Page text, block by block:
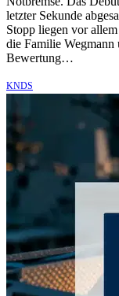
letzter Sekunde
Stopp liegen vor
die Familie Wegmann
Bewertung…
KNDS